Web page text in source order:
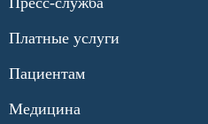
Платные услуги
Пациентам
Медицина